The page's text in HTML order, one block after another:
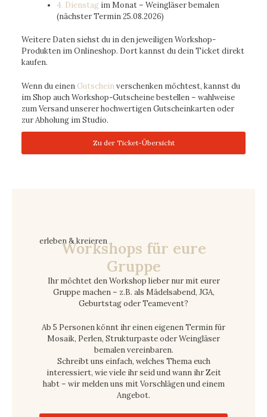
4. Dienstag im Monat – Weingläser bemalen
(nächster Termin 25.08.2026)
Weitere Daten siehst du in den jeweiligen Workshop-
Produkten im Onlineshop. Dort kannst du dein Ticket direkt
kaufen.
Wenn du einen Gutscheinverschenken möchtest, kannst du
im Shop auch Workshop-Gutscheine bestellen – wahlweise
zum Versand unserer hochwertigen Gutscheinkarten oder
zur Abholung im Studio.
Zu der Ticket-Übersicht
erleben & kreieren
Workshops für eure
Gruppe
Ihr möchtet den Workshop lieber nur mit eurer
Gruppe machen – z.B. als Mädelsabend, JGA,
Geburtstag oder Teamevent?
Ab 5 Personen könnt ihr einen eigenen Termin für
Mosaik, Perlen, Strukturpaste oder Weingläser
bemalen vereinbaren.
Schreibt uns einfach, welches Thema euch
interessiert, wie viele ihr seid und wann ihr Zeit
habt – wir melden uns mit Vorschlägen und einem
Angebot.